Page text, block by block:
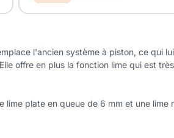
l'ancien système à piston, ce qui
offre en plus la fonction lime qui est
plate en queue de 6 mm et une